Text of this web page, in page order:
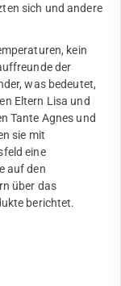
sich und andere
kein
der
was bedeutet,
Eltern Lisa und
Tante Agnes und
sie mit
eine
auf den
über das
berichtet.